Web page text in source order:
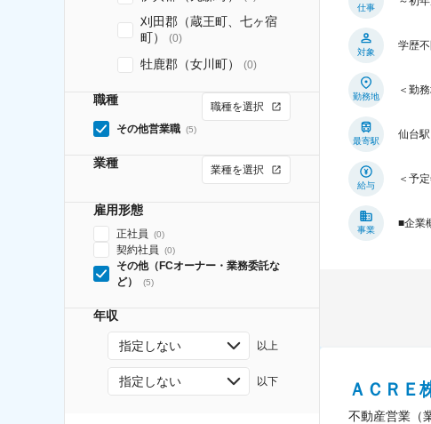
刈田郡（蔵王町、七ヶ宿
町）
(0)
牡鹿郡（女川町） (0)
職種
職種を選択
その他営業職 (5)
業種 業種を選択
雇用形態
正社員 (0)
契約社員 (0)
その他（FCオーナー・業務委託な
ど）
(5)
年収
指定しない 以上
指定しない 以下
仕事
対象
学歴
勤務地
＜勤
最寄駅
仙台
給与
＜予
事業
■企業
ＡＣＲＥ
不動産営業（